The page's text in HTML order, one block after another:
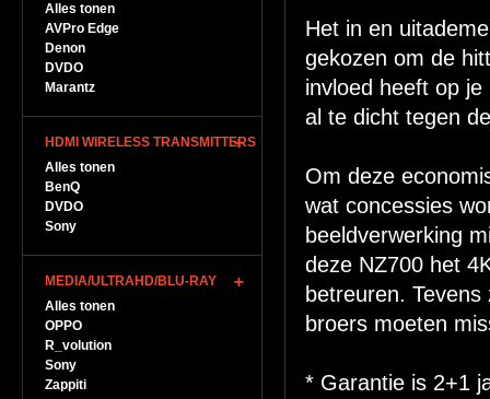
Alles tonen
AVPro Edge
Denon
DVDO
Marantz
HDMI WIRELESS TRANSMITTERS
Alles tonen
BenQ
DVDO
Sony
MEDIA/ULTRAHD/BLU-RAY
Alles tonen
OPPO
R_volution
Sony
Zappiti
Het in en
gekozen om de
invloed heeft op
al te dicht tegen
Om deze
wat concessies
beeldverwerking
deze NZ700 het
betreuren.
broers moeten
* Garantie is 2+1